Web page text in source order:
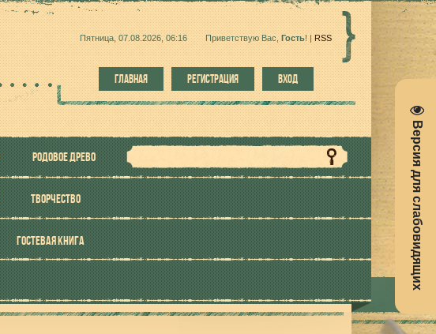
Версия для слабовидящих
Пятница, 07.08.2026, 06:16 Приветствую Вас Гость! | RSS
ГЛАВНАЯ РЕГИСТРАЦИЯ ВХОД
РОДОВОЕ ДРЕВО
ТВОРЧЕСТВО
ГОСТЕВАЯ КНИГА